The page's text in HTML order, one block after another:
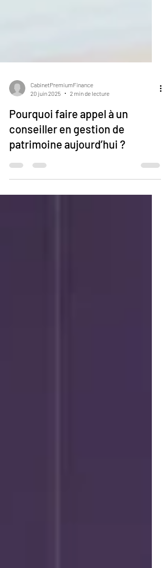
20 juin 2025
2 min de lecture
Pourquoi faire appel à un
conseiller en gestion de
patrimoine aujourd’hui ?